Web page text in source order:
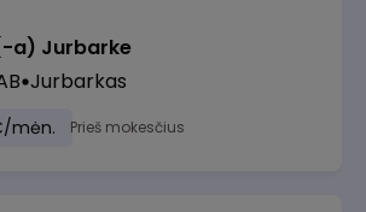
a) Jurbarke
Jurbarkas
mėn. Prieš mokesčius